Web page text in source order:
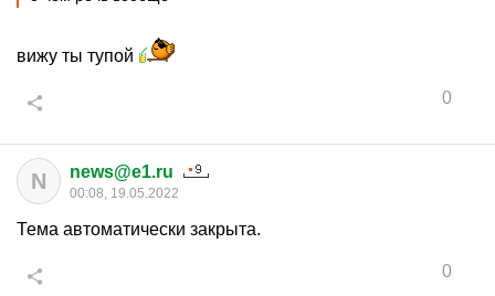
вижу ты тупой
0
N news@e1.ru
00:08, 19.05.2022
Тема автоматически закрыта.
0